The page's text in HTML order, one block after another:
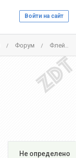
Войти на сайт
/ Форум / Флейм
️ Не определено